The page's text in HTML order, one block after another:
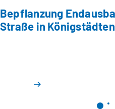
Bepflanzung
Straße in Königstädten